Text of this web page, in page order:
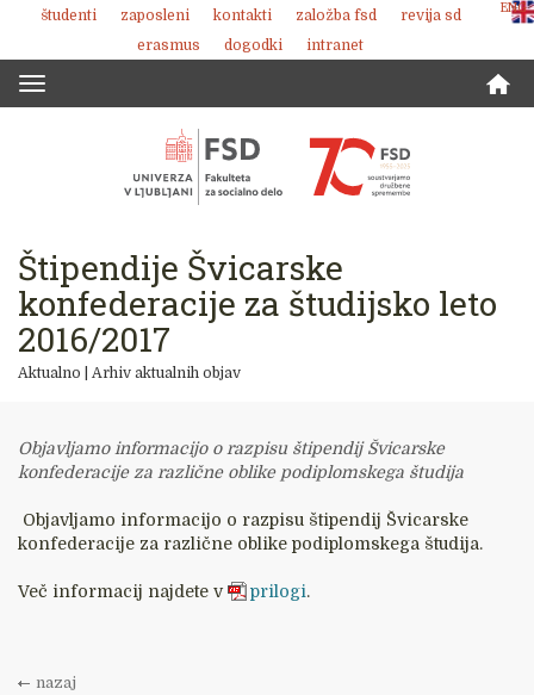
Skoči
vsebino
ENG
študenti zaposleni kontakti založba fsd
revija sd
erasmus
dogodki intranet
Štipendije Švicarske
konfederacije za študijsko leto
2016/2017
Aktualno Arhiv aktualnih objav
Objavljamo informacijo o razpisu štipendij Švicarske
konfederacije za različne oblike podiplomskega študija
Objavljamo informacijo o razpisu štipendij Švicarske
konfederacije za različne oblike podiplomskega študija.
Več informacij najdete v prilogi.
nazaj